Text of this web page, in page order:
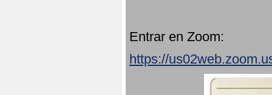
Entrar en Zoom:
https://